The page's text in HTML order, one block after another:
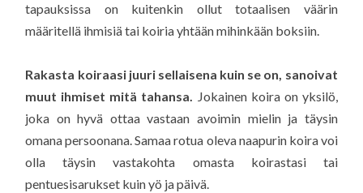
tapauksissa on kuitenkin ollut totaalisen väärin
määritellä ihmisiä tai koiria yhtään mihinkään boksiin.
Rakasta koiraasi juuri sellaisena kuin se on, sanoivat
muut ihmiset mitä tahansa. Jokainen koira on yksilö,
joka on hyvä ottaa vastaan avoimin mielin ja täysin
omana persoonana. Samaa rotua oleva naapurin koira voi
olla täysin vastakohta omasta koirastasi tai
pentuesisarukset kuin yö ja päivä.